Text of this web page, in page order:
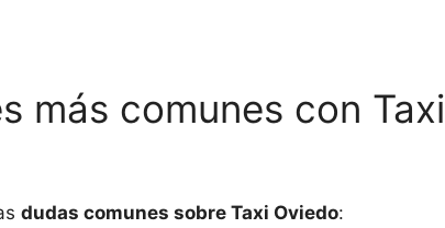
más comunes con Taxi
dudas comunes sobre Taxi Oviedo: